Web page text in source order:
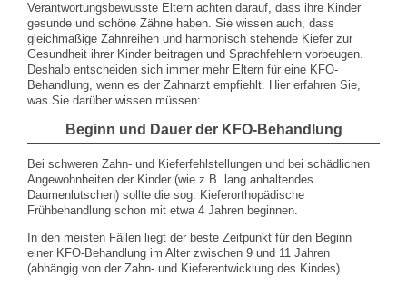
Verantwortungsbewusste Eltern achten darauf, dass ihre Kinder
gesunde und schöne Zähne haben. Sie wissen auch, dass
gleichmäßige Zahnreihen und harmonisch stehende Kiefer zur
Gesundheit ihrer Kinder beitragen und Sprachfehlern vorbeugen.
Deshalb entscheiden sich immer mehr Eltern für eine KFO-
Behandlung, wenn es der Zahnarzt empfiehlt. Hier erfahren Sie,
was Sie darüber wissen müssen:
Beginn und Dauer der KFO-Behandlung
Bei schweren Zahn- und Kieferfehlstellungen und bei schädlichen
Angewohnheiten der Kinder (wie z.B. lang anhaltendes
Daumenlutschen) sollte die sog. Kieferorthopädische
Frühbehandlung schon mit etwa 4 Jahren beginnen.
In den meisten Fällen liegt der beste Zeitpunkt für den Beginn
einer KFO-Behandlung im Alter zwischen 9 und 11 Jahren
(abhängig von der Zahn- und Kieferentwicklung des Kindes).